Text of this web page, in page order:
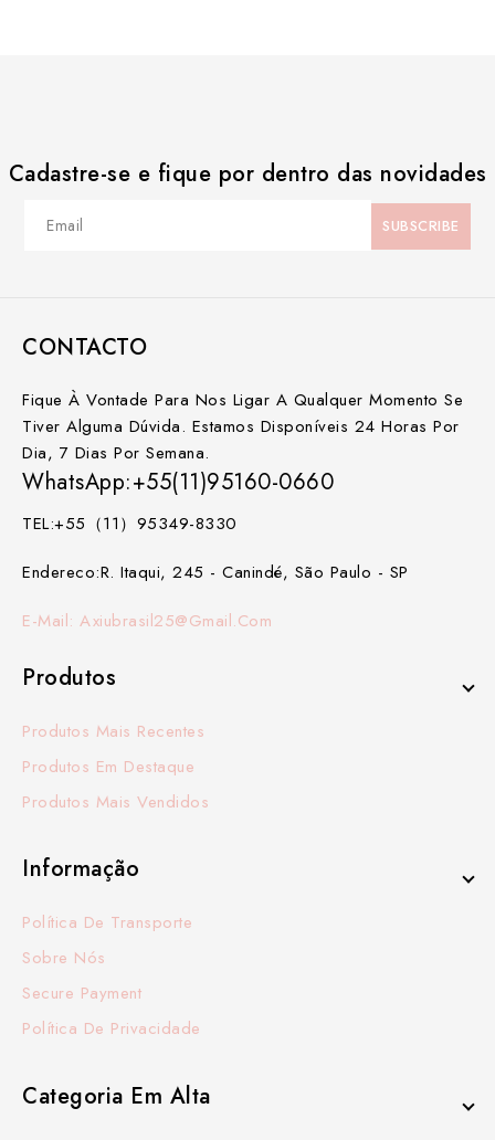
Cadastre-se e fique por dentro das novidades
CONTACTO
Fique À Vontade Para Nos Ligar A Qualquer Momento Se
Tiver Alguma Dúvida. Estamos Disponíveis 24 Horas Por
Dia, 7 Dias Por Semana.
WhatsApp:+55(11)95160-0660
TEL:+55（11）95349-8330
Endereco:R. Itaqui, 245 - Canindé, São Paulo - SP
E-Mail: Axiubrasil25@gmail.com
Produtos
Produtos Mais Recentes
Produtos Em Destaque
Produtos Mais Vendidos
Informação
Política De Transporte
Sobre Nós
Secure Payment
Política De Privacidade
Categoria Em Alta